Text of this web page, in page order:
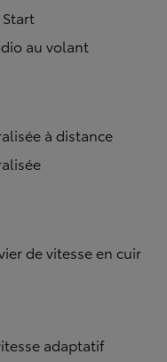
Start
au volant
à distance
de vitesse en cuir
adaptatif